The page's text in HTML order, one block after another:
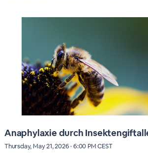
Anaphylaxie durch
Thursday, May 21, 2026 · 6:00 PM CEST